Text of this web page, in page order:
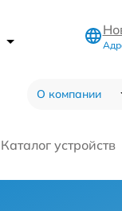
О компании
Каталог устройств